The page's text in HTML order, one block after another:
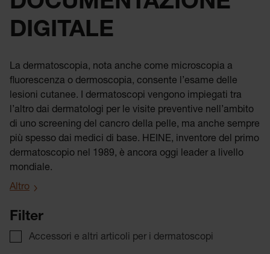
DIGITALE
La dermatoscopia, nota anche come microscopia a
fluorescenza o dermoscopia, consente l’esame delle
lesioni cutanee. I dermatoscopi vengono impiegati tra
l’altro dai dermatologi per le visite preventive nell’ambito
di uno screening del cancro della pelle, ma anche sempre
più spesso dai medici di base. HEINE, inventore del primo
dermatoscopio nel 1989, è ancora oggi leader a livello
mondiale.
Altro
Filter
Accessori e altri articoli per i dermatoscopi